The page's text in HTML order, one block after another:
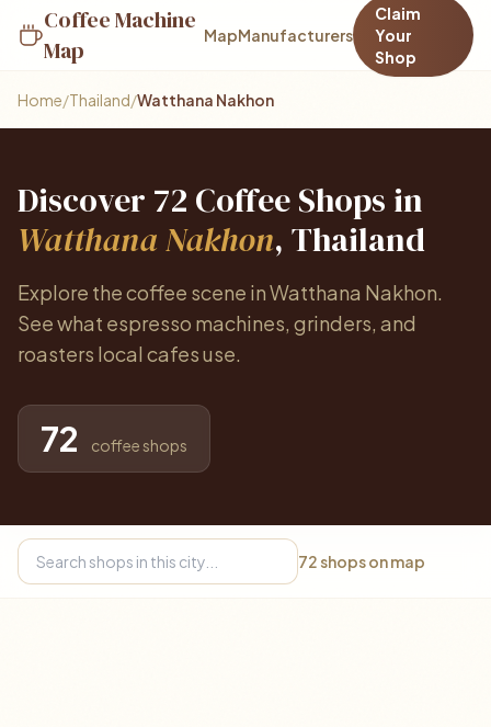
Coffee Machine
Map
MapManufacturers
Claim
Your
Shop
Home/Thailand/Watthana Nakhon
Discover 72 Coffee Shops in
Watthana Nakhon, Thailand
Explore the coffee scene in Watthana Nakhon.
See what espresso machines, grinders, and
roasters local cafes use.
72 coffee shops
72 shops on map